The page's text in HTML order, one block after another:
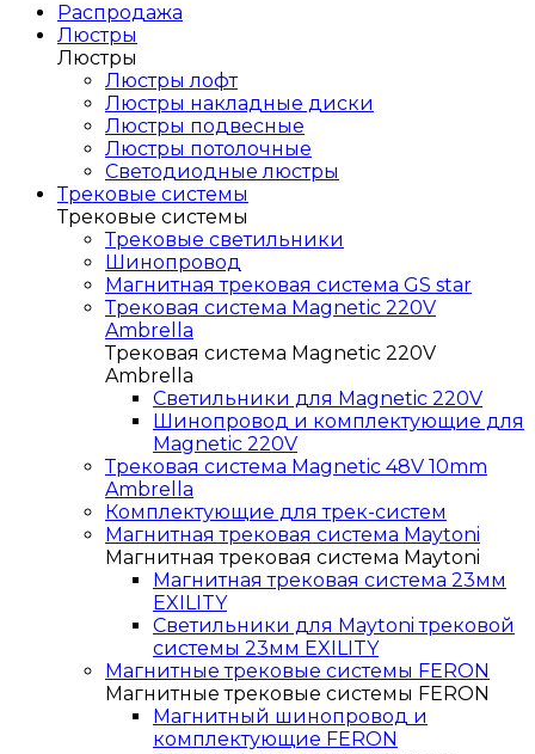
Распродажа
Люстры
Люстры
Люстры лофт
Люстры накладные диски
Люстры подвесные
Люстры потолочные
Светодиодные люстры
Трековые системы
Трековые системы
Трековые светильники
Шинопровод
Магнитная трековая система GS star
Трековая система Magnetic 220V
Ambrella
Трековая система Magnetic 220V
Ambrella
Светильники для Magnetic 220V
Шинопровод и комплектующие для
Magnetic 220V
Трековая система Magnetic 48V 10mm
Ambrella
Комплектующие для трек-систем
Магнитная трековая система Maytoni
Магнитная трековая система Maytoni
Магнитная трековая система 23мм
EXILITY
Светильники для Maytoni трековой
системы 23мм EXILITY
Магнитные трековые системы FERON
Магнитные трековые системы FERON
Магнитный шинопровод и
комплектующие FERON